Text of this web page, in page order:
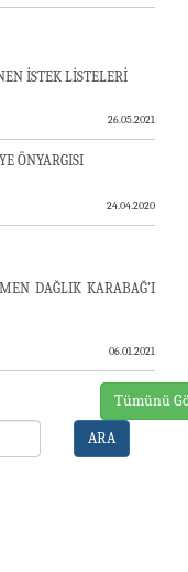
İSTEK LİSTELERİ
26.05.2021
ÖNYARGISI
24.04.2020
DAĞLIK KARABAĞ’I
06.01.2021
Tümünü
ARA